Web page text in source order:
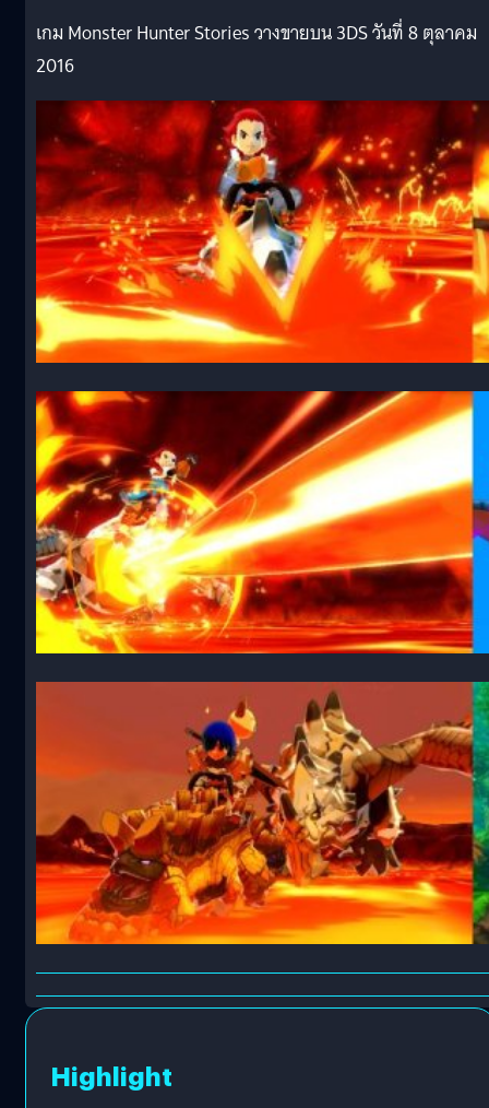
เกม Monster Hunter Stories วางขายบน 3DS วันที่ 8 ตุลาคม
2016
Highlight